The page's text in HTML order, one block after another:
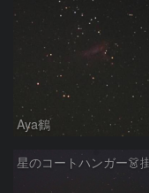
Aya鶴